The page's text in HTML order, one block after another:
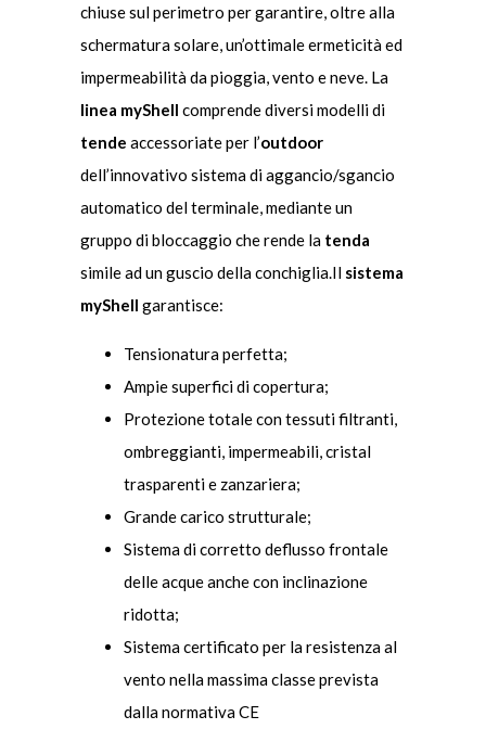
chiuse sul perimetro per garantire, oltre alla
schermatura solare, un’ottimale ermeticità ed
impermeabilità da pioggia, vento e neve. La
linea myShell comprende diversi modelli di
tende accessoriate per l’outdoor
dell’innovativo sistema di aggancio/sgancio
automatico del terminale, mediante un
gruppo di bloccaggio che rende la tenda
simile ad un guscio della conchiglia.Il sistema
myShell garantisce:
Tensionatura perfetta;
Ampie superfici di copertura;
Protezione totale con tessuti filtranti,
ombreggianti, impermeabili, cristal
trasparenti e zanzariera;
Grande carico strutturale;
Sistema di corretto deflusso frontale
delle acque anche con inclinazione
ridotta;
Sistema certificato per la resistenza al
vento nella massima classe prevista
dalla normativa CE